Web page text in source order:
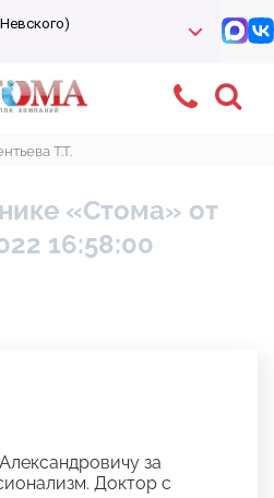
Т.Т.
«Стома» от
16:58:00
за
Доктор с